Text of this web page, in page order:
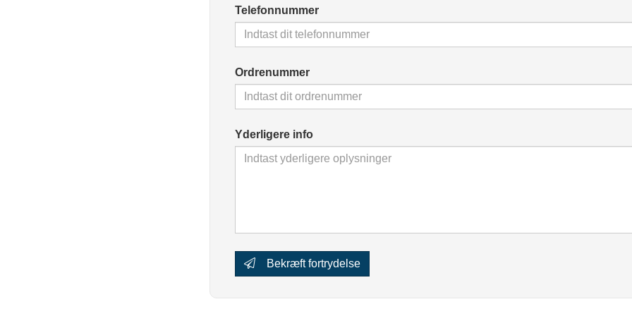
Kun nødvendige cookies
Telefonnummer
Ordrenummer
Yderligere info
Bekræft fortrydelse